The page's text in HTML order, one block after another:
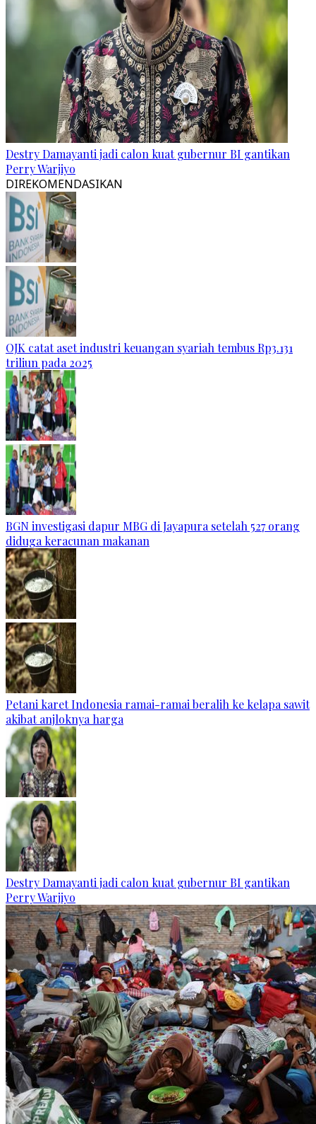
Destry Damayanti jadi calon kuat gubernur BI gantikan
Perry Warjiyo
DIREKOMENDASIKAN
OJK catat aset industri keuangan syariah tembus Rp3.131
triliun pada 2025
BGN investigasi dapur MBG di Jayapura setelah 527 orang
diduga keracunan makanan
Petani karet Indonesia ramai-ramai beralih ke kelapa sawit
akibat anjloknya harga
Destry Damayanti jadi calon kuat gubernur BI gantikan
Perry Warjiyo